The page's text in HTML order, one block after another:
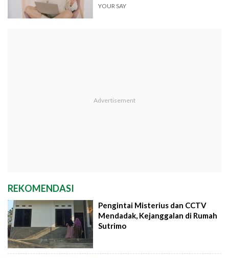
YOUR SAY
REKOMENDASI
Pengintai Misterius dan CCTV
Mendadak, Kejanggalan di Rumah
Sutrimo